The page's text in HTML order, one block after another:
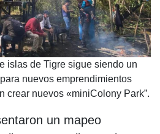
islas de Tigre sigue siendo un
nuevos emprendimientos
crear nuevos «miniColony Park”.
un mapeo